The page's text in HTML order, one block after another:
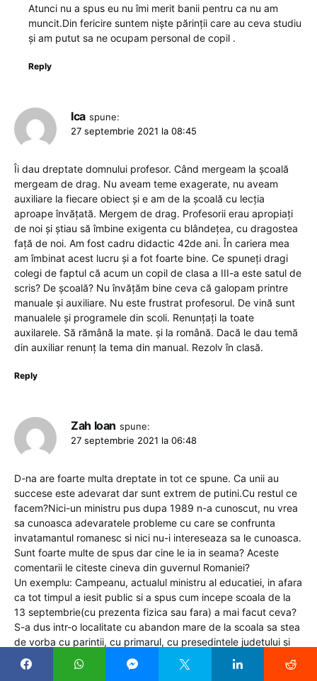
Atunci nu a spus eu nu îmi merit banii pentru ca nu am
muncit.Din fericire suntem niște părinții care au ceva studiu
și am putut sa ne ocupam personal de copil .
Reply
Ica spune:
27 septembrie 2021 la 08:45
Îi dau dreptate domnului profesor. Când mergeam la școală
mergeam de drag. Nu aveam teme exagerate, nu aveam
auxiliare la fiecare obiect și e am de la școală cu lecția
aproape învățată. Mergem de drag. Profesorii erau apropiați
de noi și știau să îmbine exigenta cu blândețea, cu dragostea
față de noi. Am fost cadru didactic 42de ani. În cariera mea
am îmbinat acest lucru și a fot foarte bine. Ce spuneți dragi
colegi de faptul că acum un copil de clasa a III-a este satul de
scris? De școală? Nu învățăm bine ceva că galopam printre
manuale și auxiliare. Nu este frustrat profesorul. De vină sunt
manualele și programele din scoli. Renunțați la toate
auxilarele. Să rămână la mate. și la română. Dacă le dau temă
din auxiliar renunț la tema din manual. Rezolv în clasă.
Reply
Zah Ioan spune:
27 septembrie 2021 la 06:48
D-na are foarte multa dreptate in tot ce spune. Ca unii au
succese este adevarat dar sunt extrem de putini.Cu restul ce
facem?Nici-un ministru pus dupa 1989 n-a cunoscut, nu vrea
sa cunoasca adevaratele probleme cu care se confrunta
invatamantul romanesc si nici nu-i intereseaza sa le cunoasca.
Sunt foarte multe de spus dar cine le ia in seama? Aceste
comentarii le citeste cineva din guvernul Romaniei?
Un exemplu: Campeanu, actualul ministru al educatiei, in afara
ca tot timpul a iesit public si a spus cum incepe scoala de la
13 septembrie(cu prezenta fizica sau fara) a mai facut ceva?
S-a dus intr-o localitate cu abandon mare de la scoala sa stea
de vorba cu parintii, cu primarul, cu presedintele judetului si
pe urma sa discute cu prim-ministrul pentru a rezolva
problema, macar in aceasta localitate? Stie ca in invatamantul